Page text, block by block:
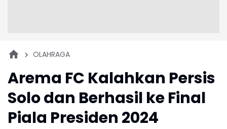
OLAHRAGA
Arema FC Kalahkan Persis
Solo dan Berhasil ke Final
Piala Presiden 2024